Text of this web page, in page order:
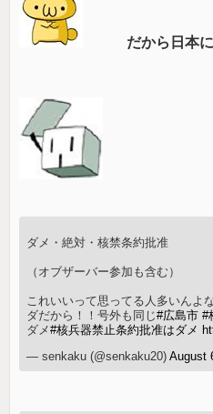
だから日本に
ダメ・絶対・核禁条約批准
（オブザーバー参加も含む）
これいいって思ってる人多いんよ
ダだから！！号外も同じ#広島市 #
ダメ#核兵器禁止条約批准はダメ
— senkaku (@senkaku20)August